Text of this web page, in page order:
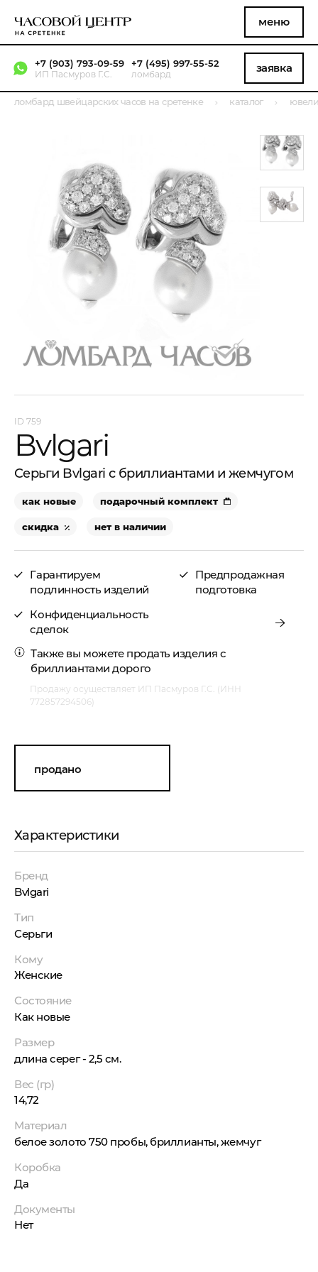
меню
+7 (903) 793-09-59
ИП Пасмуров Г.С.
+7 (495) 997-55-52
ломбард заявка
ломбард швейцарских часов на сретенке каталог
759
Bvlgari
Серьги Bvlgari с бриллиантами и жемчугом
как новые подарочный комплект
скидка нет в наличии
Гарантируем
подлинность изделий
Конфиденциальность
сделок
Предпродажная
подготовка
Также вы можете продать изделия с
бриллиантами дорого
Продажу осуществляет ИП Пасмуров Г.С. (ИНН
772857294506)
продано
Характеристики
Бренд
Bvlgari
Тип
Серьги
Кому
Женские
Состояние
Как новые
Размер
длина серег - 2,5 см.
Вес (гр)
14,72
Материал
белое золото 750 пробы, бриллианты, жемчуг
Коробка
Да
Документы
Нет